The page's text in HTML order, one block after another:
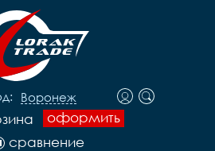
Воронеж
оформить
сравнение